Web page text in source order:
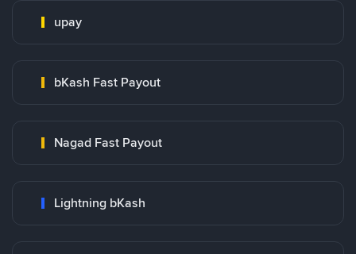
upay
bKash Fast Payout
Nagad Fast Payout
Lightning bKash